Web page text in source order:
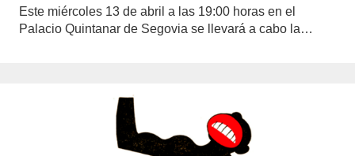
Este miércoles 13 de abril a las 19:00 horas en el
Palacio Quintanar de Segovia se llevará a cabo la…